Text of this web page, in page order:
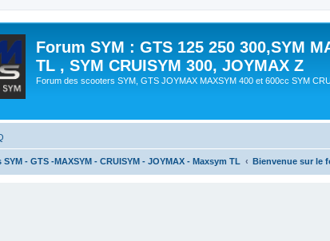
Forum SYM : GTS 125 250 300,SYM
TL , SYM CRUISYM 300, JOYMAX Z
Forum des scooters SYM, GTS JOYMAX MAXSYM 400 et 600cc SYM
- GTS -MAXSYM - CRUISYM - JOYMAX - Maxsym TL Bienvenue sur le